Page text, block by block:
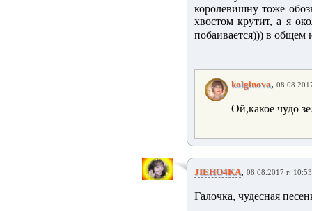
королевишну тоже
хвостом крутит, а я
побаивается))) в
kolginova,
Ой,какое чудо
JIEHO4KA, 08.08.2017 г. 10:53
Галочка, чудесная